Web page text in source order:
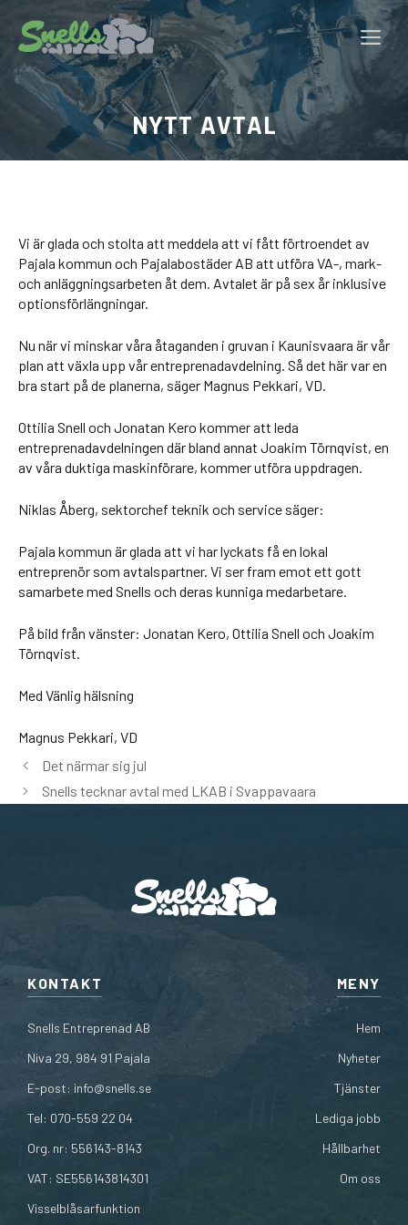
innehåll
NYTT AVTAL
Vi är glada och stolta att meddela att vi fått förtroendet av
Pajala kommun och Pajalabostäder AB att utföra VA-, mark-
och anläggningsarbeten åt dem. Avtalet är på sex år inklusive
optionsförlängningar.
Nu när vi minskar våra åtaganden i gruvan i Kaunisvaara är vår
plan att växla upp vår entreprenadavdelning. Så det här var en
bra start på de planerna, säger Magnus Pekkari, VD.
Ottilia Snell och Jonatan Kero kommer att leda
entreprenadavdelningen där bland annat Joakim Törnqvist, en
av våra duktiga maskinförare, kommer utföra uppdragen.
Niklas Åberg, sektorchef teknik och service säger:
Pajala kommun är glada att vi har lyckats få en lokal
entreprenör som avtalspartner. Vi ser fram emot ett gott
samarbete med Snells och deras kunniga medarbetare.
På bild från vänster: Jonatan Kero, Ottilia Snell och Joakim
Törnqvist.
Med Vänlig hälsning
Magnus Pekkari, VD
Det närmar sig jul
Snells tecknar avtal med LKAB i Svappavaara
KONTAKT
Snells Entreprenad AB
Niva 29, 984 91 Pajala
E-post: info@snells.se
Tel: 070-559 22 04
Org. nr: 556143-8143
VAT: SE556143814301
Visselblåsarfunktion
MENY
Hem
Nyheter
Tjänster
Lediga jobb
Hållbarhet
Om oss